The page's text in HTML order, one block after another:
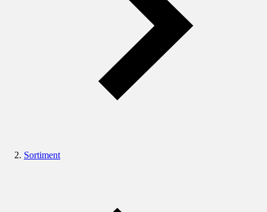
Sortiment